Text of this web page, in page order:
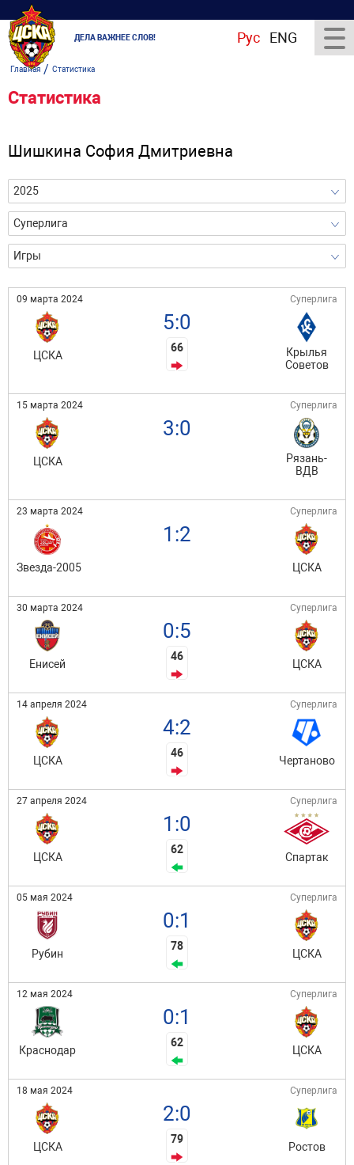
ДЕЛА ВАЖНЕЕ СЛОВ! Рус ENG
Главная/ Статистика
Статистика
Шишкина София Дмитриевна
2025
Суперлига
Игры
09 марта 2024 Суперлига
ЦСКА
5:0
66
Крылья
Советов
15 марта 2024 Суперлига
ЦСКА
3:0
Рязань-
ВДВ
23 марта 2024 Суперлига
Звезда-2005
1:2
ЦСКА
30 марта 2024 Суперлига
Енисей
0:5
46
ЦСКА
14 апреля 2024 Суперлига
ЦСКА
4:2
46
Чертаново
27 апреля 2024 Суперлига
ЦСКА
1:0
62
Спартак
05 мая 2024 Суперлига
Рубин
0:1
78
ЦСКА
12 мая 2024 Суперлига
Краснодар
0:1
62
ЦСКА
18 мая 2024 Суперлига
ЦСКА
2:0
79
Ростов